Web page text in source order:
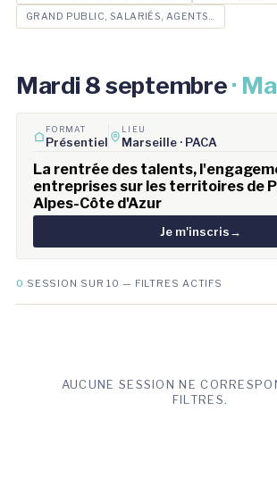
GRAND PUBLIC, SALARIÉS, AGENTS...
Mardi 8 septembre·
FORMAT
Présentiel
LIEU
Marseille · PACA
La rentrée des talents,
entreprises sur les territoires de
Alpes-Côte d'Azur
Je m'inscris→
0 SESSION SUR 10 — FILTRES ACTIFS
AUCUNE SESSION NE
FILTRES.